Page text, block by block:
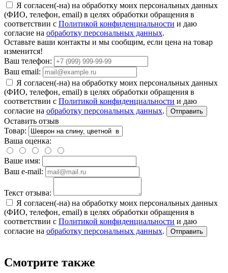
Я согласен(-на) на обработку моих персональных данных
(ФИО, телефон, email) в целях обработки обращения в
соответствии с Политикой конфиденциальности и даю
согласие на обработку персональных данных.
Оставьте ваши контакты и мы сообщим, если цена на товар
изменится!
Ваш телефон:
Ваш email:
Я согласен(-на) на обработку моих персональных данных
(ФИО, телефон, email) в целях обработки обращения в
соответствии с Политикой конфиденциальности и даю
согласие на обработку персональных данных. Отправить
Оставить отзыв
Товар:
Ваша оценка:
Ваше имя:
Ваш e-mail:
Текст отзыва:
Я согласен(-на) на обработку моих персональных данных
(ФИО, телефон, email) в целях обработки обращения в
соответствии с Политикой конфиденциальности и даю
согласие на обработку персональных данных. Отправить
Смотрите также